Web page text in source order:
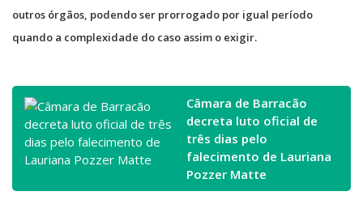
outros órgãos, podendo ser prorrogado por igual período
quando a complexidade do caso assim o exigir.
Câmara de Barracão
decreta luto oficial de
três dias pelo
falecimento de Lauriana
Pozzer Matte